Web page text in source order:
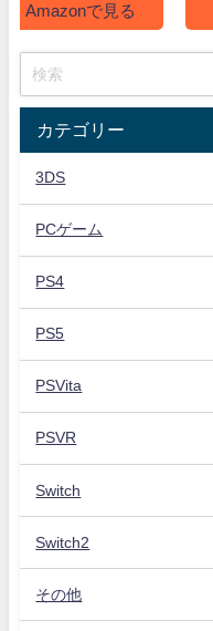
Amazonで見る
カテゴリー
3DS
PCゲーム
PS4
PS5
PSVita
PSVR
Switch
Switch2
その他